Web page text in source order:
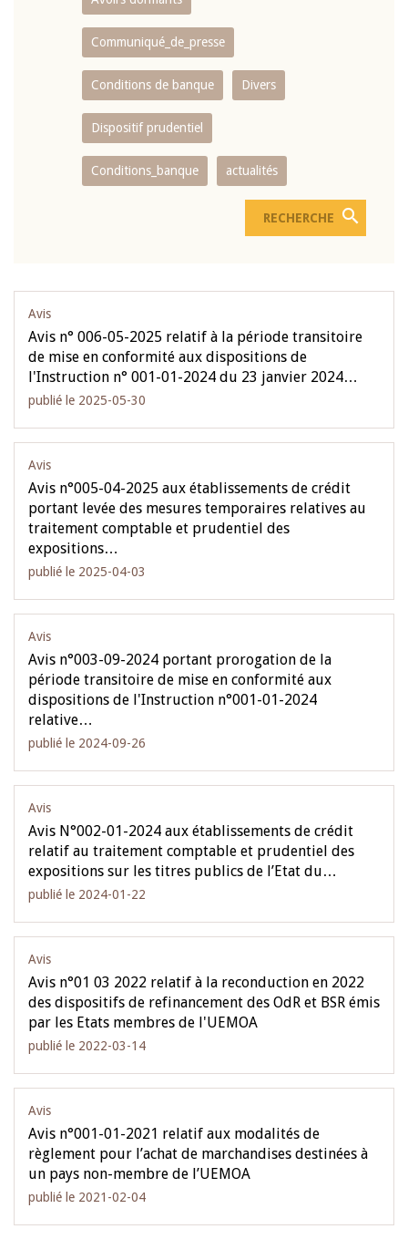
Communiqué_de_presse
Conditions de banque Divers
Dispositif prudentiel
Conditions_banque actualités
Avis
Avis n° 006-05-2025 relatif à la période transitoire
de mise en conformité aux dispositions de
l'Instruction n° 001-01-2024 du 23 janvier 2024…
publié le 2025-05-30
Avis
Avis n°005-04-2025 aux établissements de crédit
portant levée des mesures temporaires relatives au
traitement comptable et prudentiel des
expositions…
publié le 2025-04-03
Avis
Avis n°003-09-2024 portant prorogation de la
période transitoire de mise en conformité aux
dispositions de l'Instruction n°001-01-2024
relative…
publié le 2024-09-26
Avis
Avis N°002-01-2024 aux établissements de crédit
relatif au traitement comptable et prudentiel des
expositions sur les titres publics de l’Etat du…
publié le 2024-01-22
Avis
Avis n°01 03 2022 relatif à la reconduction en 2022
des dispositifs de refinancement des OdR et BSR émis
par les Etats membres de l'UEMOA
publié le 2022-03-14
Avis
Avis n°001-01-2021 relatif aux modalités de
règlement pour l’achat de marchandises destinées à
un pays non-membre de l’UEMOA
publié le 2021-02-04